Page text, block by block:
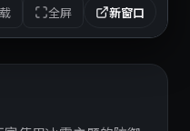
全屏 新窗口